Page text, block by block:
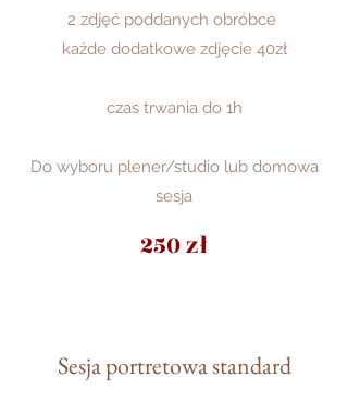
2 zdjęć poddanych obróbce
każde dodatkowe zdjęcie 40zł
czas trwania do 1h
Do wyboru plener/studio lub domowa
sesja
250 zł
Sesja portretowa standard